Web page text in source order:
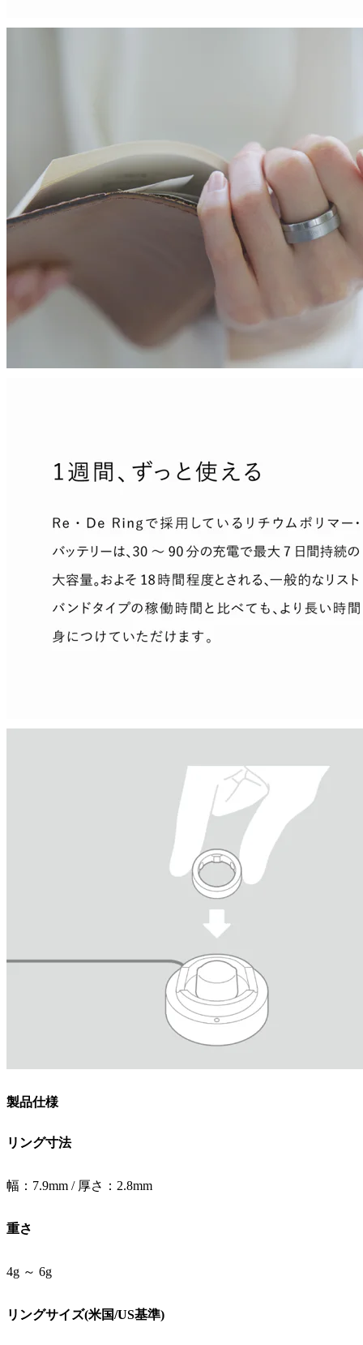
製品仕様
リング寸法
幅：7.9mm / 厚さ：2.8mm
重さ
4g ～ 6g
リングサイズ(米国/US基準)